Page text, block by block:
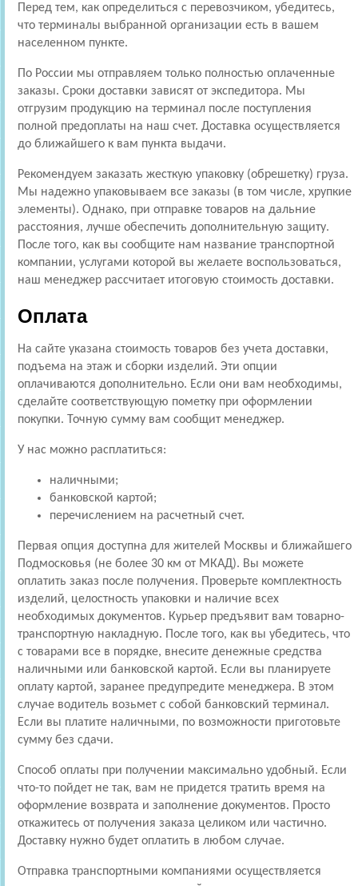
Перед тем, как определиться с перевозчиком, убедитесь,
что терминалы выбранной организации есть в вашем
населенном пункте.
По России мы отправляем только полностью оплаченные
заказы. Сроки доставки зависят от экспедитора. Мы
отгрузим продукцию на терминал после поступления
полной предоплаты на наш счет. Доставка осуществляется
до ближайшего к вам пункта выдачи.
Рекомендуем заказать жесткую упаковку (обрешетку) груза.
Мы надежно упаковываем все заказы (в том числе, хрупкие
элементы). Однако, при отправке товаров на дальние
расстояния, лучше обеспечить дополнительную защиту.
После того, как вы сообщите нам название транспортной
компании, услугами которой вы желаете воспользоваться,
наш менеджер рассчитает итоговую стоимость доставки.
Оплата
На сайте указана стоимость товаров без учета доставки,
подъема на этаж и сборки изделий. Эти опции
оплачиваются дополнительно. Если они вам необходимы,
сделайте соответствующую пометку при оформлении
покупки. Точную сумму вам сообщит менеджер.
У нас можно расплатиться:
наличными;
банковской картой;
перечислением на расчетный счет.
Первая опция доступна для жителей Москвы и ближайшего
Подмосковья (не более 30 км от МКАД). Вы можете
оплатить заказ после получения. Проверьте комплектность
изделий, целостность упаковки и наличие всех
необходимых документов. Курьер предъявит вам товарно-
транспортную накладную. После того, как вы убедитесь, что
с товарами все в порядке, внесите денежные средства
наличными или банковской картой. Если вы планируете
оплату картой, заранее предупредите менеджера. В этом
случае водитель возьмет с собой банковский терминал.
Если вы платите наличными, по возможности приготовьте
сумму без сдачи.
Способ оплаты при получении максимально удобный. Если
что-то пойдет не так, вам не придется тратить время на
оформление возврата и заполнение документов. Просто
откажитесь от получения заказа целиком или частично.
Доставку нужно будет оплатить в любом случае.
Отправка транспортными компаниями осуществляется